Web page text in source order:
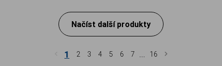
Načíst další produkty
1 2 3 4 5 6 7 ... 16